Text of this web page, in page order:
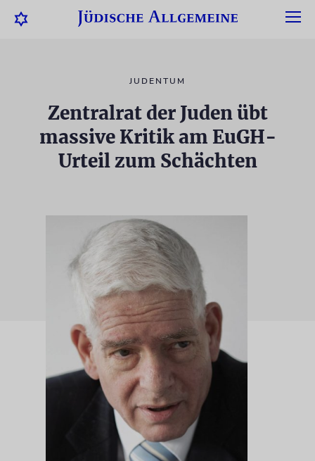
JUDENTUM
Zentralrat der Juden übt
massive Kritik am EuGH-
Urteil zum Schächten